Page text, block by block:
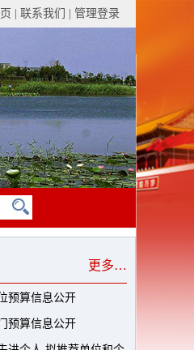
联系我们 管理登录
更多…
预算信息公开
预算信息公开